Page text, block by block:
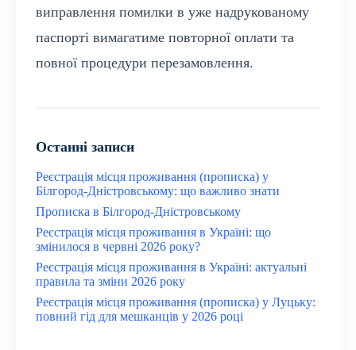
виправлення помилки в уже надрукованому
паспорті вимагатиме повторної оплати та
повної процедури перезамовлення.
Останні записи
Реєстрація місця проживання (прописка) у
Білгород-Дністровському: що важливо знати
Прописка в Білгород-Дністровському
Реєстрація місця проживання в Україні: що
змінилося в червні 2026 року?
Реєстрація місця проживання в Україні: актуальні
правила та зміни 2026 року
Реєстрація місця проживання (прописка) у Луцьку:
повний гід для мешканців у 2026 році